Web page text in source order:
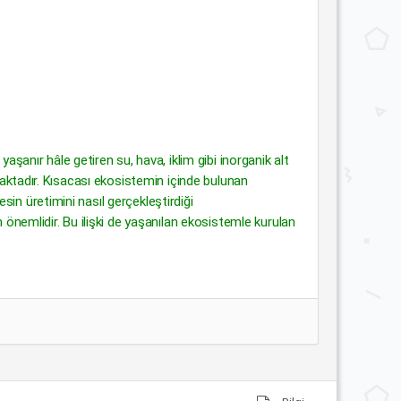
hâle getiren su, hava, iklim gibi inorganik alt
Kısacası ekosistemin içinde bulunan
üretimini nasıl gerçekleştirdiği
önemlidir. Bu ilişki de yaşanılan ekosistemle kurulan